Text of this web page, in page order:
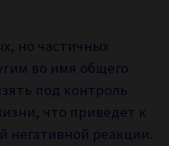
но частичных
во имя общего
под контроль
что приведет к
негативной реакции.